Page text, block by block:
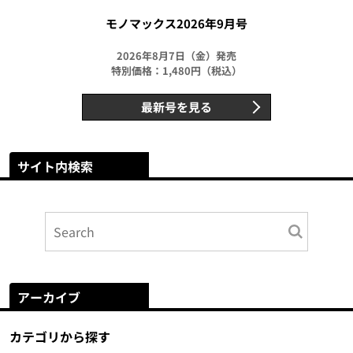
モノマックス2026年9月号
2026年8月7日（金）発売
特別価格：1,480円（税込）
最新号を見る
サイト内検索
アーカイブ
カテゴリから探す